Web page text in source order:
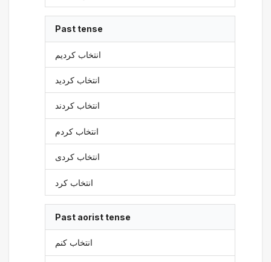
Past tense
انتخاب کردیم
انتخاب کردید
انتخاب کردند
انتخاب کردم
انتخاب کردی
انتخاب کرد
Past aorist tense
انتخاب کنم